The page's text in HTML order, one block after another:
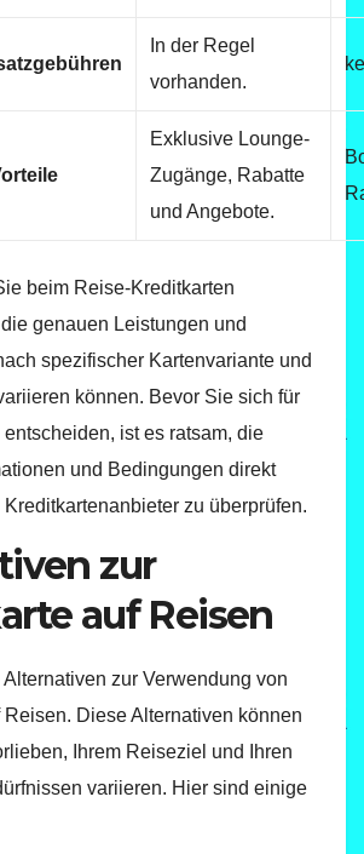
In der Regel
vorhanden.
Exklusive Lounge-
Zugänge, Rabatte
und Angebote.
beim Reise-Kreditkarten
genauen Leistungen und
spezifischer Kartenvariante und
können. Bevor Sie sich für
entscheiden, ist es ratsam, die
und Bedingungen direkt
zu überprüfen.
zur
auf Reisen
Alternativen zur Verwendung von
Reisen. Diese Alternativen können
Ihrem Reiseziel und Ihren
variieren. Hier sind einige